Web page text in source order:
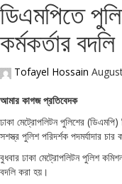
ডিএমপিতে
কর্মকর্তার বদলি
Tofayel Hossain
আমার কাগজ প্রতিবেদক
ঢাকা মেট্রোপলিটন পুলিশের
সশস্ত্র পুলিশ পরিদর্শক পদমর্যাদার চার
বুধবার ঢাকা মেট্রোপলিটন পুলিশ
বদলি করা হয়।